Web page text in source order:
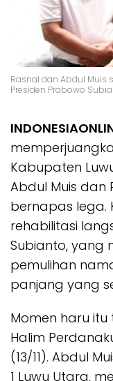
Rasnal dan Abdul Muis
Presiden Prabowo
Kabupaten
Abdul Muis dan
bernapas lega.
rehabilitasi
Subianto, yang
pemulihan
panjang yang
Momen haru itu
Halim
(13/11). Abdul
1 Luwu Utara,